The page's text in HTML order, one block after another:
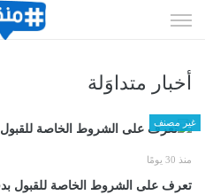
الى
أخبار متداوَلة
غير مصنف
منذ 30 يومًا
تعرف على الشروط الخاصة للقبول